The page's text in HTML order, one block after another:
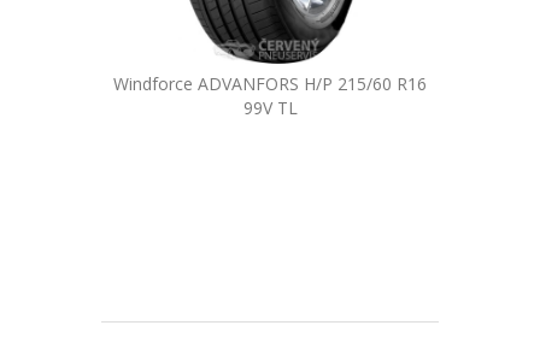
Windforce ADVANFORS H/P 215/60 R16
99V TL